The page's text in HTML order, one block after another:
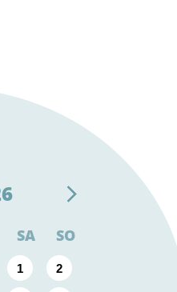
SA SO
1 2